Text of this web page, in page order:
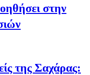
στην
της Σαχάρας: